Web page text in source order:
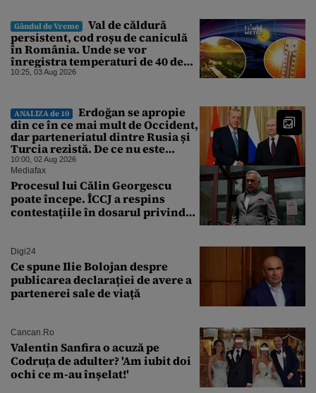
abătut o cupolă de foc”
Gândul de Vreme
Val de căldură
persistent, cod roșu de caniculă
în România. Unde se vor
înregistra temperaturi de 40 de
grade, potrivit ANM
10:25, 03 Aug 2026
ANALIZA de 10
Erdoğan se apropie
din ce în ce mai mult de Occident,
dar parteneriatul dintre Rusia și
Turcia rezistă. De ce nu este
Moscova îngrijorată de
orientarea spre vest a Ankarei
10:00, 02 Aug 2026
Mediafax
Procesul lui Călin Georgescu
poate începe. ÎCCJ a respins
contestațiile în dosarul privind
Digi24
Ce spune Ilie Bolojan despre
publicarea declarației de avere a
partenerei sale de viață
Cancan.ro
Valentin Sanfira o acuză pe
Codruța de adulter? 'Am iubit doi
ochi ce m-au înșelat!'